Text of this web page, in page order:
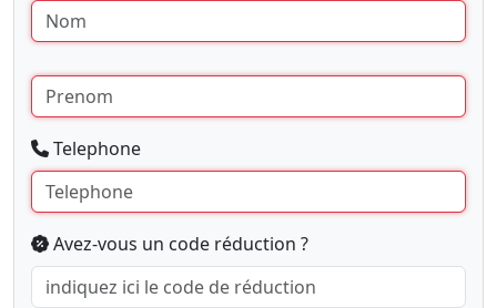
Telephone
Avez-vous un code réduction ?